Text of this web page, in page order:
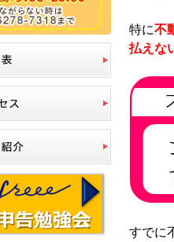
特に不
払えな
すでに